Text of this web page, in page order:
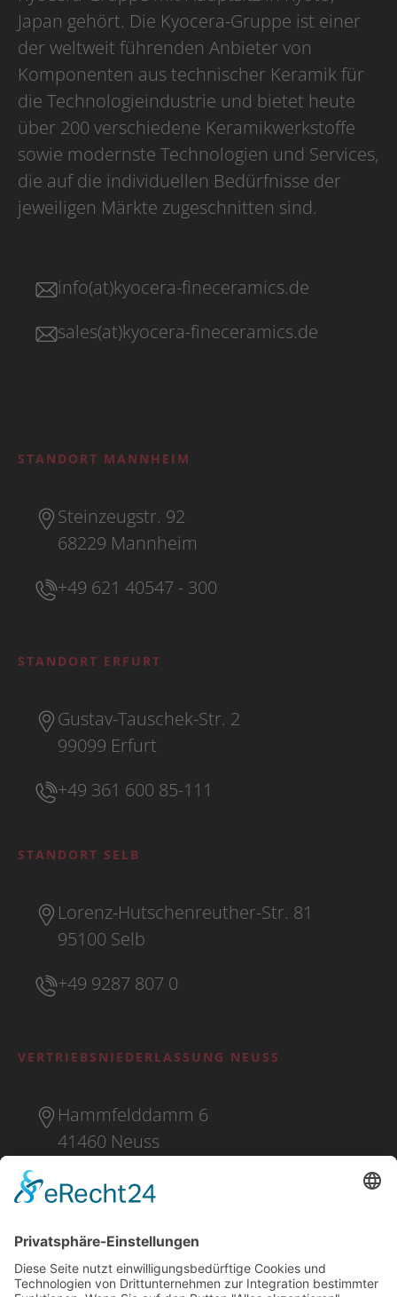
Japan gehört. Die Kyocera-Gruppe ist einer
der weltweit führenden Anbieter von
Komponenten aus technischer Keramik für
die Technologieindustrie und bietet heute
über 200 verschiedene Keramikwerkstoffe
sowie modernste Technologien und Services,
die auf die individuellen Bedürfnisse der
jeweiligen Märkte zugeschnitten sind.
info(at)kyocera-fineceramics.de
sales(at)kyocera-fineceramics.de
STANDORT MANNHEIM
Steinzeugstr. 92
68229 Mannheim
+49 621 40547 - 300
STANDORT ERFURT
Gustav-Tauschek-Str. 2
99099 Erfurt
+49 361 600 85-111
STANDORT SELB
Lorenz-Hutschenreuther-Str. 81
95100 Selb
+49 9287 807 0
VERTRIEBSNIEDERLASSUNG NEUSS
Hammfelddamm 6
41460 Neuss
+49 2131 16 37 0